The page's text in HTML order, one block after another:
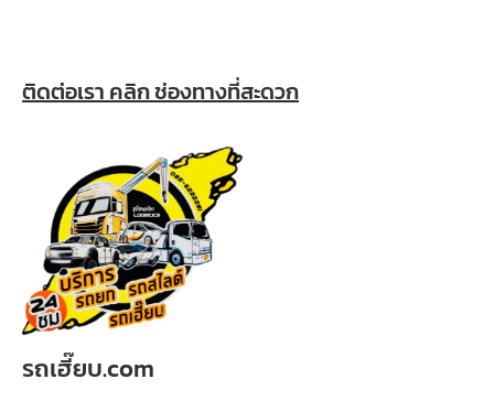
ติดต่อเรา คลิก ช่องทางที่สะดวก
รถเฮี๊ยบ.com